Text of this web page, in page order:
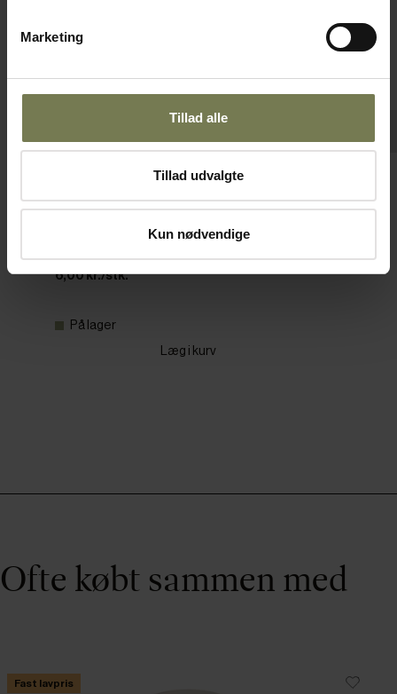
Marketing
Tillad alle
Tillad udvalgte
Kun nødvendige
Slikbøtte uden låg, klar, 1,5 ltr.
Din pris (ekskl. moms)
6,00 kr./stk.
På lager
Læg i kurv
Ofte købt sammen med
Fast lavpris